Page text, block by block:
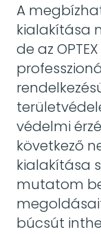
A
kialakítása
de az
védelmi
következő
kialakítása
mutatom be
búcsút